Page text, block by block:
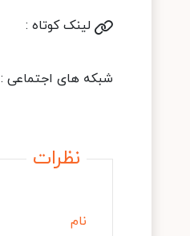
لینک کوتاه :
شبکه های اجتماعی :
نظرات
نام